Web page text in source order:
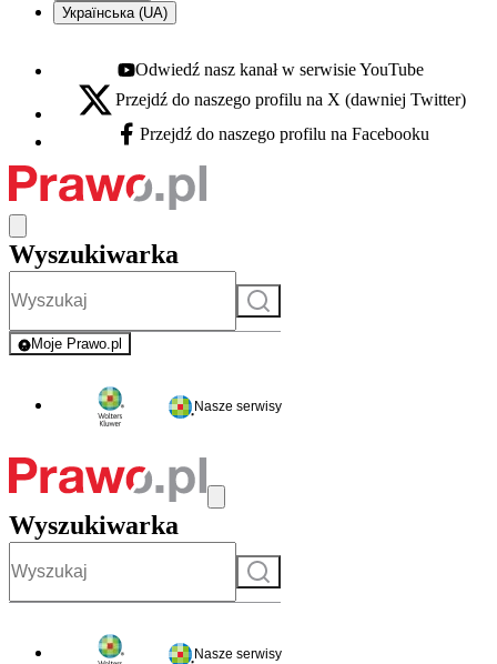
Українська (UA)
Youtube - otwiera się w nowej karcie
Odwiedź nasz kanał w serwisie YouTube
X - otwiera się w nowej karcie
Przejdź do naszego profilu na X (dawniej Twitter)
Facebook - otwiera się w nowej karcie
Przejdź do naszego profilu na Facebooku
Wyszukiwarka
Szukaj
Moje Prawo.pl
- rejestracja i logowanie do serwisu
Nasze serwisy
Wyszukiwarka
Szukaj
Nasze serwisy